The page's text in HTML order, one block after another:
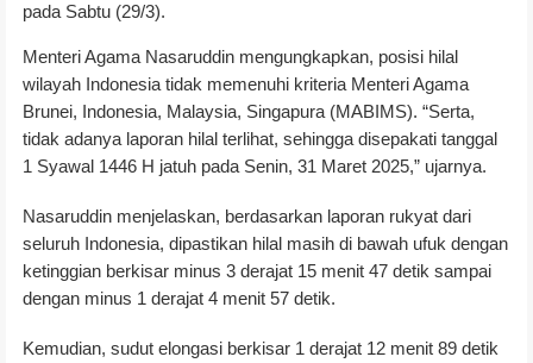
pada Sabtu (29/3).
Menteri Agama Nasaruddin mengungkapkan, posisi hilal
wilayah Indonesia tidak memenuhi kriteria Menteri Agama
Brunei, Indonesia, Malaysia, Singapura (MABIMS). “Serta,
tidak adanya laporan hilal terlihat, sehingga disepakati tanggal
1 Syawal 1446 H jatuh pada Senin, 31 Maret 2025,” ujarnya.
Nasaruddin menjelaskan, berdasarkan laporan rukyat dari
seluruh Indonesia, dipastikan hilal masih di bawah ufuk dengan
ketinggian berkisar minus 3 derajat 15 menit 47 detik sampai
dengan minus 1 derajat 4 menit 57 detik.
Kemudian, sudut elongasi berkisar 1 derajat 12 menit 89 detik